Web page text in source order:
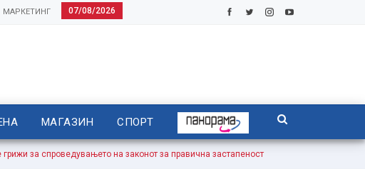
07/08/2026
МАРКЕТИНГ
МАГАЗИН СПОРТ
за спроведувањето на законот за правична застапеност